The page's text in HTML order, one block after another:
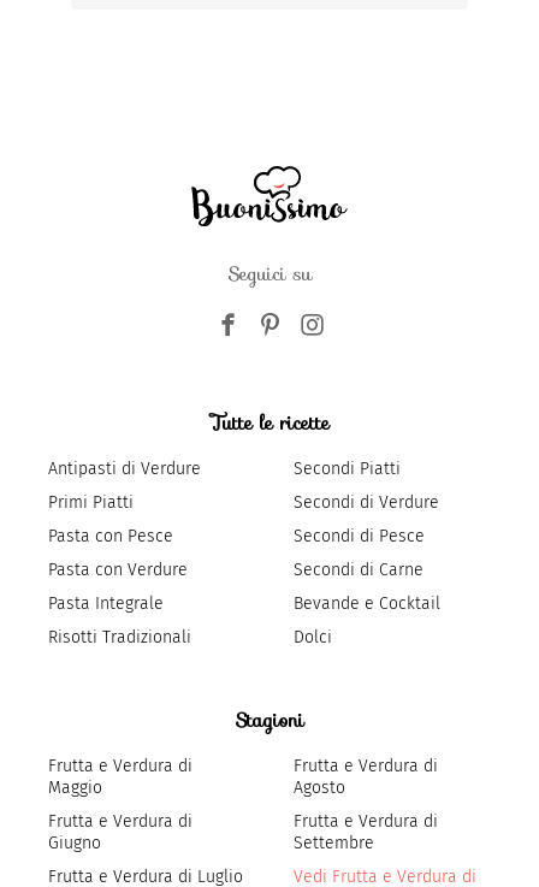
Seguici su
Tutte le ricette
Antipasti di Verdure
Primi Piatti
Pasta con Pesce
Pasta con Verdure
Pasta Integrale
Risotti Tradizionali
Secondi Piatti
Secondi di Verdure
Secondi di Pesce
Secondi di Carne
Bevande e Cocktail
Dolci
Stagioni
Frutta e Verdura di
Maggio
Frutta e Verdura di
Giugno
Frutta e Verdura di Luglio
Frutta e Verdura di
Agosto
Frutta e Verdura di
Settembre
Vedi Frutta e Verdura di